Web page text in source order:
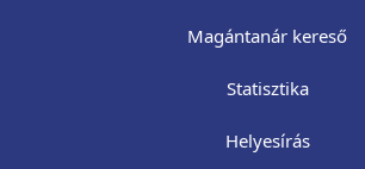
Magántanár kereső
Statisztika
Helyesírás